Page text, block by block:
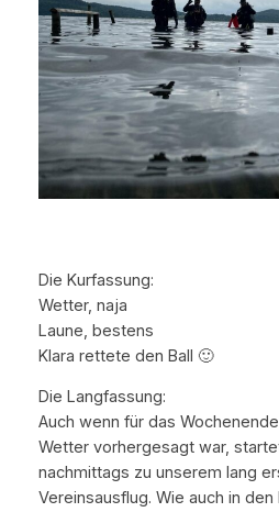
Die Kurfassung:
Wetter, naja
Laune, bestens
Klara rettete den Ball 🙂
Die Langfassung:
Auch wenn für das
Wetter vorhergesagt war,
nachmittags zu unserem lang
Vereinsausflug. Wie auch in